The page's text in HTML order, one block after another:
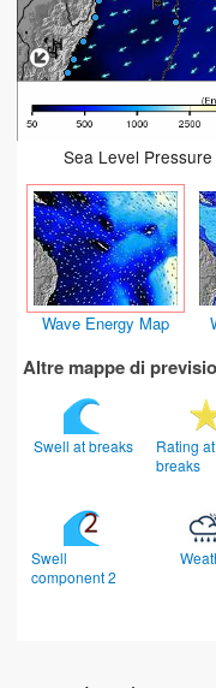
Sea Level
Wave Energy Map
Altre mappe di
Swell at breaks
Rating at
breaks
Swell
component 2